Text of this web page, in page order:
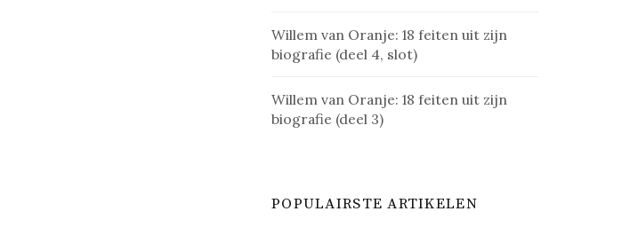
Willem van Oranje: 18 feiten uit zijn
biografie (deel 4, slot)
Willem van Oranje: 18 feiten uit zijn
biografie (deel 3)
POPULAIRSTE ARTIKELEN